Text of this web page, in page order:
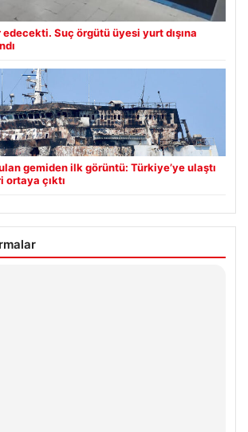
edecekti. Suç örgütü üyesi yurt dışına
gemiden ilk görüntü: Türkiye’ye ulaştı
ortaya çıktı